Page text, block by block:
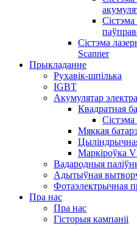
Сістэма
Сістэма
Scanner
Прыкладанне
Рухавік-шпілька
IGBT
Акумулятар
Квадратная
Сістэма
Мяккая
Маркіроўка
Вадародныя
Адытыўная
Фотаэлектрычная
Пра нас
Пра нас
Гісторыя кампаніі